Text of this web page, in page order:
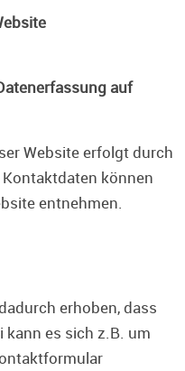
auf
Website erfolgt durch
können
entnehmen.
erhoben, dass
kann es sich z.B. um